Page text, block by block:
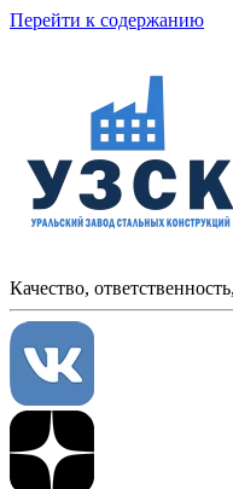
Перейти к содержанию
Качество,